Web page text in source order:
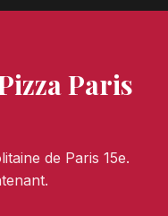
Paris
de Paris 15e.